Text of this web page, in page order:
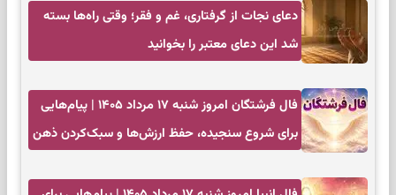
دعای نجات از گرفتاری، غم و فقر؛ وقتی راه‌ها بسته
شد این دعای معتبر را بخوانید
فال فرشتگان امروز شنبه ۱۷ مرداد ۱۴۰۵ | پیام‌هایی
برای شروع سنجیده، حفظ ارزش‌ها و سبک‌کردن ذهن